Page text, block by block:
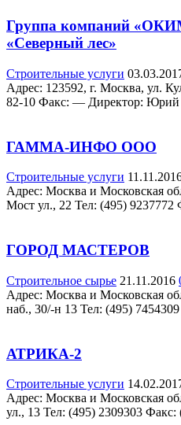
Группа компаний
«Северный лес»
Строительные услуги
Адрес: 123592, г. Москва, ул.
82-10 Факс: — Директор: Юрий
ГАММА-ИНФО ООО
Строительные услуги
Адрес: Москва и Московская
Мост ул., 22 Teл: (495)
ГОРОД МАСТЕРОВ
Строительное сырье 21.11.2016
Адрес: Москва и Московская
наб., 30/-н 13 Teл: (495)
АТРИКА-2
Строительные услуги
Адрес: Москва и Московская
ул., 13 Teл: (495) 2309303 Факс: